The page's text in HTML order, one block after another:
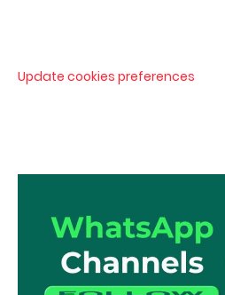
Update cookies preferences